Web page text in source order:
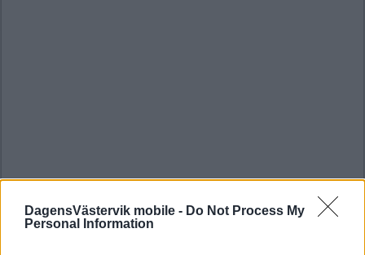
DagensVästervik mobile - Do Not Process My
Personal Information